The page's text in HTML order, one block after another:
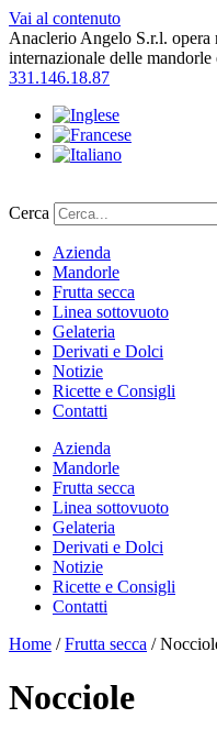
Vai al contenuto
Anaclerio Angelo S.r.l. opera
internazionale delle mandorle
331.146.18.87
Cerca
Azienda
Mandorle
Frutta secca
Linea sottovuoto
Gelateria
Derivati e Dolci
Notizie
Ricette e Consigli
Contatti
Azienda
Mandorle
Frutta secca
Linea sottovuoto
Gelateria
Derivati e Dolci
Notizie
Ricette e Consigli
Contatti
Home /Frutta secca /
Nocciole